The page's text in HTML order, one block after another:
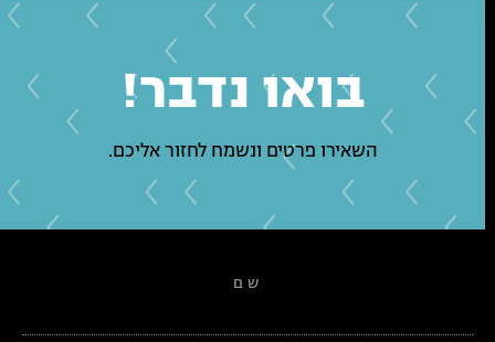
שם
בואו נדבר!
השאירו פרטים ונשמח לחזור אליכם.